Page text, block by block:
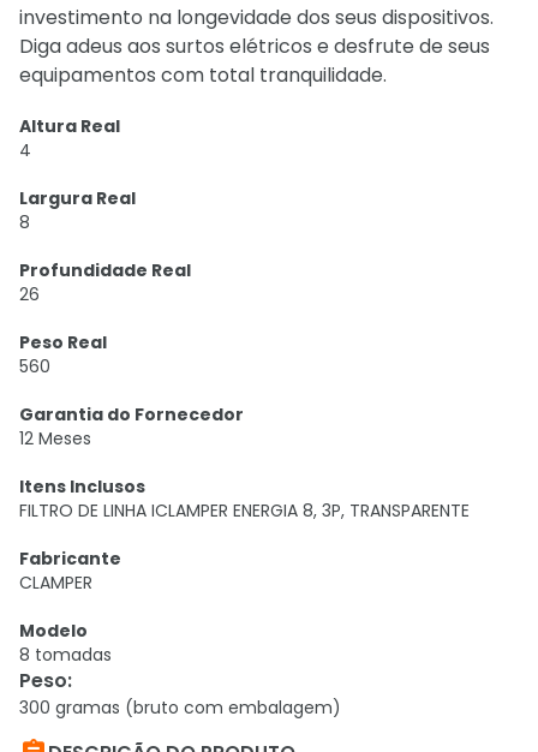
investimento na longevidade dos seus dispositivos.
Diga adeus aos surtos elétricos e desfrute de seus
equipamentos com total tranquilidade.
Altura Real
4
Largura Real
8
Profundidade Real
26
Peso Real
560
Garantia do Fornecedor
12 Meses
Itens Inclusos
FILTRO DE LINHA ICLAMPER ENERGIA 8, 3P, TRANSPARENTE
Fabricante
CLAMPER
Modelo
8 tomadas
Peso:
300 gramas (bruto com embalagem)